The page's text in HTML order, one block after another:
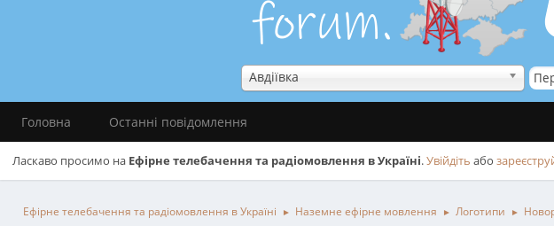
Авдіївка
Головна Останні повідомлення
Ласкаво просимо на Ефірне телебачення та радіомовлення в Україні.Увійдіть або
Ефірне телебачення та радіомовлення в Україні ► Наземне ефірне мовлення ► Логотипи ►